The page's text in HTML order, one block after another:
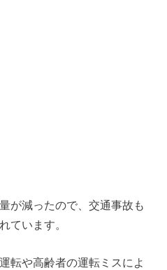
が減ったので、交通事故も
ています。
転や高齢者の運転ミスによ